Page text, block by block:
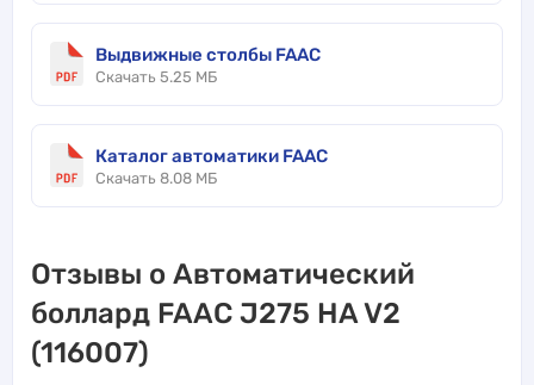
Выдвижные столбы FAAC
Скачать 5.25 МБ
Каталог автоматики FAAC
Скачать 8.08 МБ
Отзывы о Автоматический
боллард FAAC J275 HA V2
(116007)